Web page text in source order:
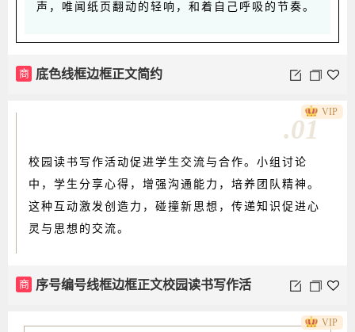
声，唯闻纸页翻动的轻响，和着自己呼吸的节奏。
商 底色线框边框正文简约
.01
校园读书写作活动促进学生交流与合作。小组讨论
中，学生分享心得，增强沟通能力，培养团队精神。
这种互动激发创造力，碰撞新思想，传递知识促进心
灵与思想的交流。
商 序号编号线框边框正文校园读书写作活
动
VIP
VIP